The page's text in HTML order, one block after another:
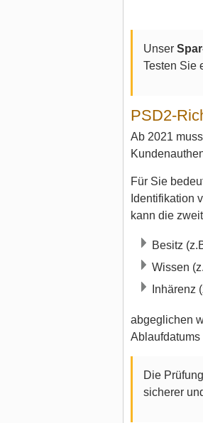
Unser
Testen Sie
PSD2-
Ab 2021
Für Sie
Identifikation
kann die
Besitz
Wissen
Inhärenz
abgeglichen
Ablaufdatums
Die
sicherer